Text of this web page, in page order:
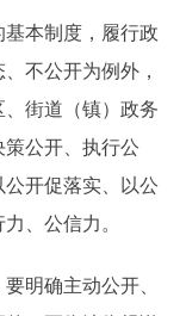
本制度，履行政
不公开为例外，
、街道（镇） 政务
公开、执行公
开促落实、以公
、公信力 。
明确主动公开、